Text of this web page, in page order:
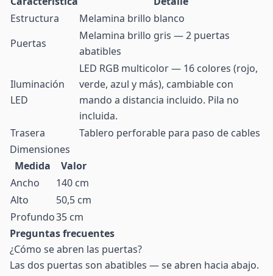
Estructura
Melamina brillo blanco
Puertas
Melamina brillo gris — 2 puertas
abatibles
Iluminación
LED
LED RGB multicolor — 16 colores (rojo,
verde, azul y más), cambiable con
mando a distancia incluido. Pila no
incluida.
Trasera
Tablero perforable para paso de cables
Dimensiones
Medida
Valor
Ancho
140 cm
Alto
50,5 cm
Profundo35 cm
Preguntas frecuentes
¿Cómo se abren las puertas?
Las dos puertas son abatibles — se abren hacia abajo.